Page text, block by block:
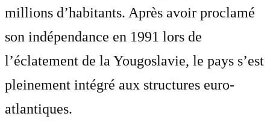
millions d’habitants. Après avoir proclamé
son indépendance en 1991 lors de
l’éclatement de la Yougoslavie, le pays s’est
pleinement intégré aux structures euro-
atlantiques.